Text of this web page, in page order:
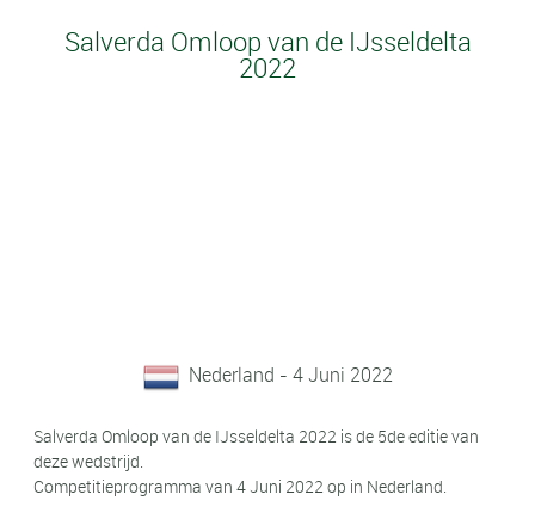
Salverda Omloop van de IJsseldelta
2022
Nederland - 4 Juni 2022
Salverda Omloop van de IJsseldelta 2022 is de 5de editie van
deze wedstrijd.
Competitieprogramma van 4 Juni 2022 op in Nederland.